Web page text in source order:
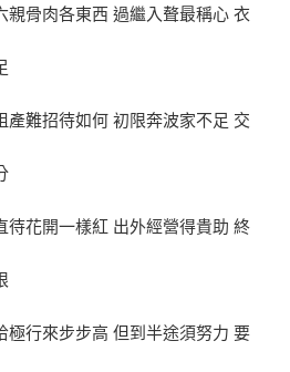
親骨肉各東西 過繼入聱最稱心 衣
產難招待如何 初限奔波家不足 交
待花開一樣紅 出外經營得貴助 終
極行來步步高 但到半途須努力 要